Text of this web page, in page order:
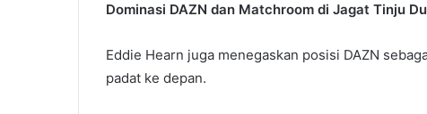
Dominasi DAZN dan Matchroom di Jagat Tinju
Eddie Hearn juga menegaskan posisi DAZN
padat ke depan.